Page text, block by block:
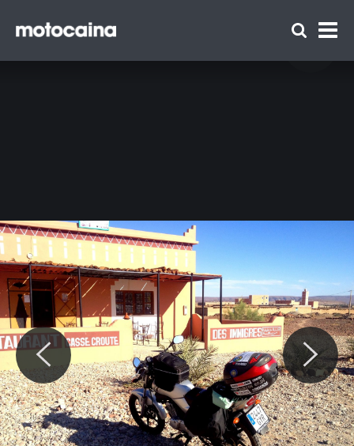
Into the dust: podróż Marty Kondrackiej
dookoła Maroka na motocyklu - zdjęcie 131
Polityka prywatności
Reklama
Kontakt
© Motocaina.pl All rights reserved.